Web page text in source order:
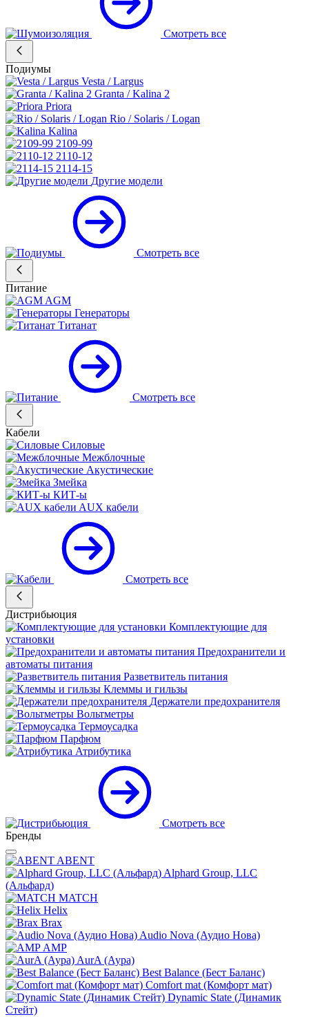
Смотреть все
Подиумы
Vesta / Largus
Granta / Kalina 2
Priora
Rio / Solaris / Logan
Kalina
2109-99
2110-12
2114-15
Другие модели
Смотреть все
Питание
AGM
Генераторы
Титанат
Смотреть все
Кабели
Силовые
Межблочные
Акустические
Змейка
КИТ-ы
AUX кабели
Смотреть все
Дистрибьюция
Комплектующие для
установки
Предохранители и
автоматы питания
Разветвитель питания
Клеммы и гильзы
Держатели предохранителя
Вольтметры
Термоусадка
Парфюм
Атрибутика
Смотреть все
Бренды
ABENT
Alphard Group, LLC
(Альфард)
MATCH
Helix
Brax
Audio Nova (Аудио Нова)
AMP
AurA (Аура)
Best Balance (Бест Баланс)
Comfort mat (Комфорт мат)
Dynamic State (Динамик
Стейт)